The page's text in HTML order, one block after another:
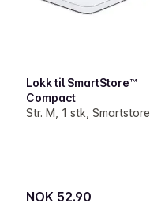
Lokk til SmartStore™
Compact
Str. M, 1 stk, Smartstore
NOK 52.90